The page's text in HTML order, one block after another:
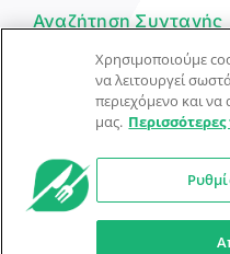
Αναζήτηση Συνταγής
Υποβολή Συνταγής
Φόρμα Επικοινωνίας
© Dorpon • Μηχανή
Ο βοηθός μπορεί να
Χρησιμοποιούμε
να λειτουργεί
περιεχόμενο και
μας.